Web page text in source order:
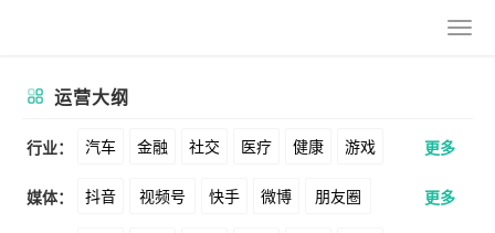
运营大纲
行业： 汽车 金融 社交 医疗 健康 游戏
动漫 美妆 美食 家装 教育 婚纱
更多
媒体： 抖音 视频号 快手 微博 朋友圈 更多